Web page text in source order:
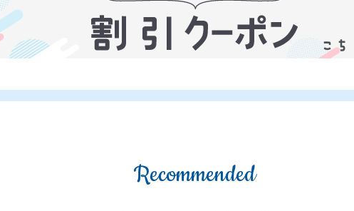
Recommended